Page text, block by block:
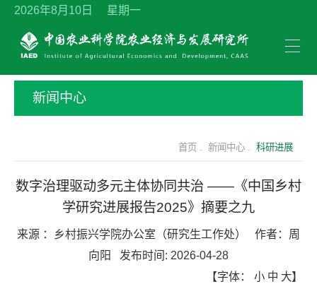
2026年8月10日 星期一
新闻中心
首页 . 新闻中心 . 科研进展
数字治理驱动多元主体协同共治 ——《中国乡村
学研究进展报告2025》摘要之九
来源 ： 乡村振兴学院办公室（研究生工作处） 作者： 周
向阳
发布时间: 2026-04-28
【字体： 小 中 大】